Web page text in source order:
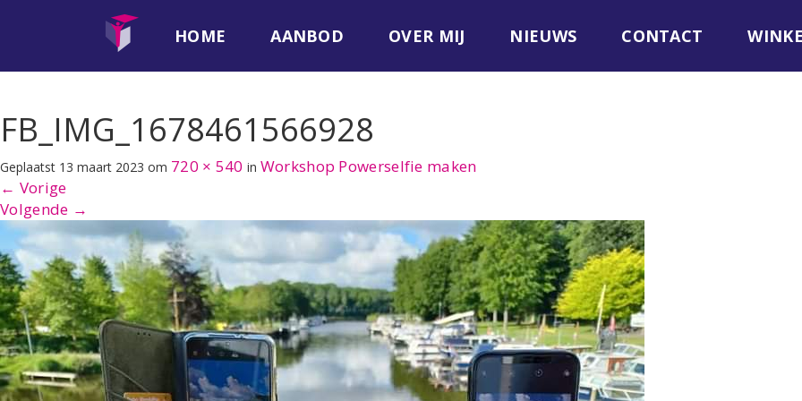
HOME AANBOD OVER MIJ NIEUWS CONTACT
FB_IMG_1678461566928
Geplaatst 13 maart 2023 om 720 × 540 in Workshop Powerselfie maken
← Vorige
Volgende →